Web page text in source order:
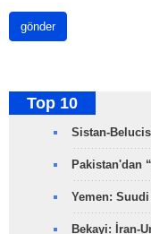
gönder
Top 10
Sistan-
Pakistan'dan
Yemen:
Bekayi: İran-